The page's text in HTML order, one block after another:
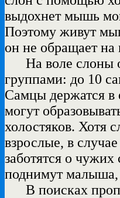
выдохнет мышь
Поэтому живут
он не обращает
На воле слоны
группами: до 10
Самцы держатся в
могут
холостяков. Хотя
взрослые, в
заботятся о чужих
поднимут малыша,
В поисках